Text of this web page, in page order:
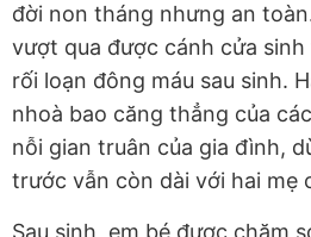
đời non tháng nhưng an
vượt qua được cánh cửa
rối loạn đông máu sau sinh.
nhoà bao căng thẳng của
nỗi gian truân của gia đình,
trước vẫn còn dài với hai mẹ